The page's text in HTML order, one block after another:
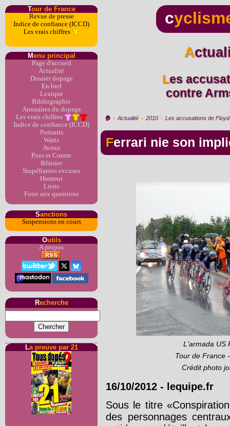
Tour de France
Revue de presse
Indice de confiance (ICCD)
Les vrais chiffres
Menu principal
Page d'accueil
Actualité
Dossier dopage
En bref
Lexique
Bibliographie
Annuaires du dopage
Les vrais chiffres
Indice de confiance (ICCD)
Portraits
Watts
Aveux
Pour et Contre
Bêtisier
Stupéfiantes excuses
Humour
Liens
Foire aux questions
Sanctions
Suspensions en cours
Outils
A propos
Recherche
La preuve par 21
c
Les accusations de Floyd Landis
contre
🏠︎ › Actualité › 2010 › Les accusations de
Ferrari nie son
L'armada US
Tour de France
Crédit photo
16/10/2012 - lequipe.fr
Sous le titre
des personnages